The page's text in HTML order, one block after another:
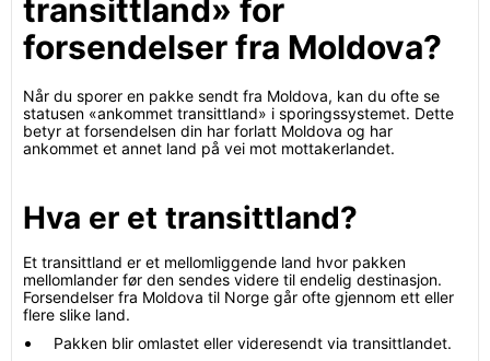
transittland» for
forsendelser fra Moldova?
Når du sporer en pakke sendt fra Moldova, kan du ofte se
statusen «ankommet transittland» i sporingssystemet. Dette
betyr at forsendelsen din har forlatt Moldova og har
ankommet et annet land på vei mot mottakerlandet.
Hva er et transittland?
Et transittland er et mellomliggende land hvor pakken
mellomlander før den sendes videre til endelig destinasjon.
Forsendelser fra Moldova til Norge går ofte gjennom ett eller
flere slike land.
Pakken blir omlastet eller videresendt via transittlandet.